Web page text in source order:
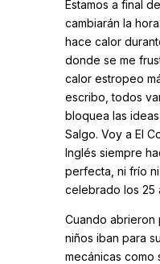
Estamos a final
cambiarán la
hace calor
donde se me
calor estropeo
escribo, todos
bloquea las
Salgo. Voy a El
Inglés siempre
perfecta, ni frío
celebrado los 25
Cuando abrieron
niños iban para
mecánicas como